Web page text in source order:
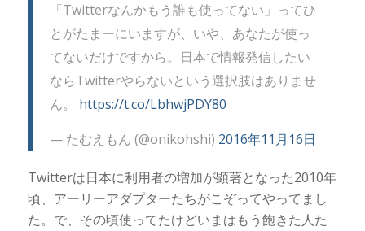
「Twitterなんかもう誰も使ってない」ってひ
とがたまーにいますが、いや、あなたが使っ
てないだけですから。日本で情報発信したい
ならTwitterやらないという選択肢はありませ
ん。 https://t.co/LbhwjPDY80
— たむえもん (@onikohshi) 2016年11月16日
Twitterは日本に利用者の増加が顕著となった2010年
頃、アーリーアダプターたちがこぞってやってまし
た。で、その頃使ってたけどいまはもう飽きた人た